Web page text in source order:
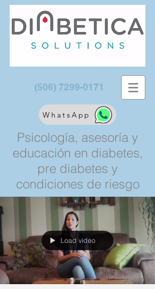
(506) 7299-0171
WhatsApp
Psicología, asesoría y
educación en diabetes,
pre diabetes y
condiciones de riesgo
Load video